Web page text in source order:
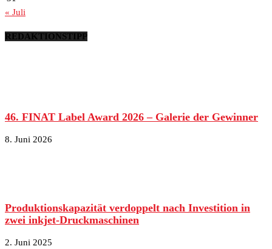
« Juli
REDAKTIONSTIPP
46. FINAT Label Award 2026 – Galerie der Gewinner
8. Juni 2026
Produktionskapazität verdoppelt nach Investition in
zwei inkjet-Druckmaschinen
2. Juni 2025